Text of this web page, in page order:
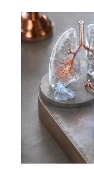
Türkçe
Română
简体中文
فارسی
Български
Dansk
Nederlands
हिन्दी